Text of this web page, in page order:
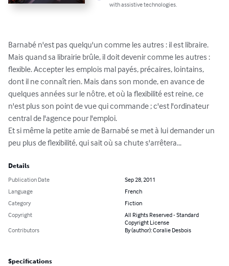
with assistive technologies.
Barnabé n'est pas quelqu'un comme les autres : il est libraire.
Mais quand sa librairie brûle, il doit devenir comme les autres :
flexible. Accepter les emplois mal payés, précaires, lointains,
dont il ne connaît rien. Mais dans son monde, en avance de
quelques années sur le nôtre, et où la flexibilité est reine, ce
n'est plus son point de vue qui commande ; c'est l'ordinateur
central de l'agence pour l'emploi.
Et si même la petite amie de Barnabé se met à lui demander un
peu plus de flexibilité, qui sait où sa chute s'arrêtera...
Details
Publication Date
Sep 28, 2011
Language
French
Category
Fiction
Copyright
All Rights Reserved - Standard
Copyright License
Contributors
By (author): Coralie Desbois
Specifications